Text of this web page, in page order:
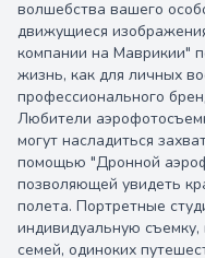
волшебства вашего
движущиеся
компании на Маврикии"
жизнь, как для личных
профессионального
Любители
могут насладиться
помощью "Дронной
позволяющей увидеть
полета. Портретные
индивидуальную съемку,
семей, одиноких